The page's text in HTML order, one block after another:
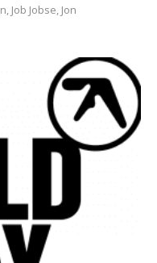
Job Jobse, Jon